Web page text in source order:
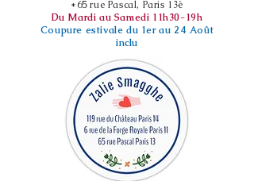
*65 rue Pascal, Paris 13è
Du Mardi au Samedi 11h30-19h
Coupure estivale du 1er au 24 Août
inclu